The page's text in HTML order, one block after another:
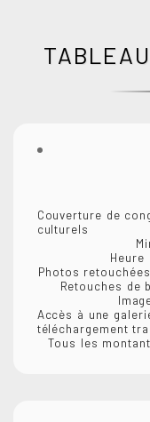
Couverture de
culturels
Heure
Photos
Retouches de
Accès à une
téléchargement
Tous les